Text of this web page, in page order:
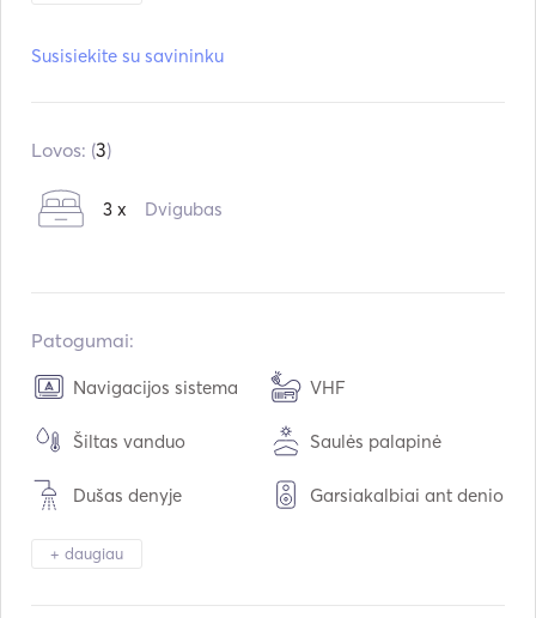
Perdarytas į:
Kuro tipas:Dyzelinas
Susisiekite su savininku
Lovos: (3)
3 x Dvigubas
Patogumai:
Navigacijos sistema VHF
Šiltas vanduo Saulės palapinė
Dušas denyje Garsiakalbiai ant denio
Kabinos stalas
+ daugiau